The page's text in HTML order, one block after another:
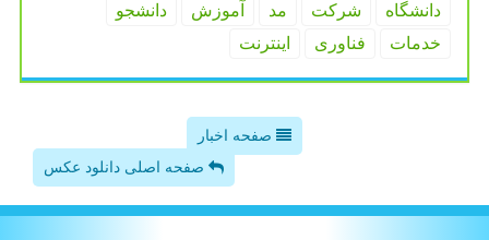
دانشگاه شركت مد آموزش
دانشجو
خدمات
فناوری اینترنت
صفحه اخبار
صفحه اصلی دانلود عکس